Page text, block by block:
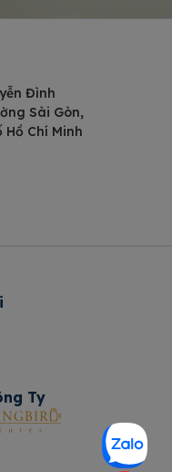
Đình
Sài Gòn,
Hồ Chí Minh
Ty